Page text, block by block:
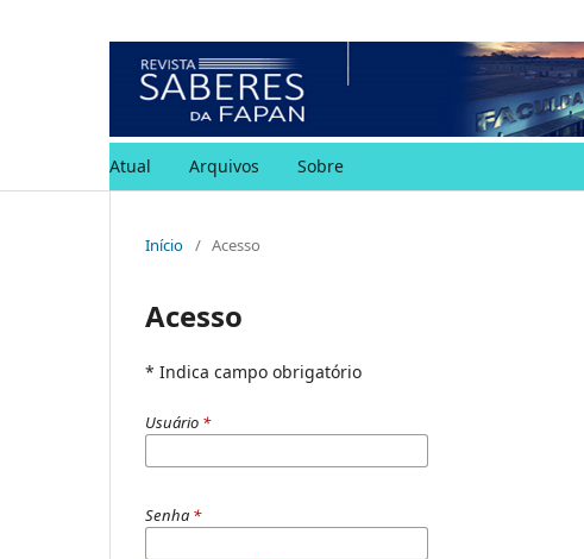
Atual Arquivos Sobre
Início / Acesso
Acesso
* Indica campo obrigatório
Usuário *
Senha *